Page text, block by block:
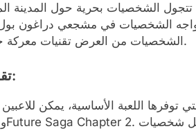
الشخصيات بحرية حول المدينة
الشخصيات في مشجعي دراغون بول
الشخصيات من العرض تقنيات معركة جديدة بالإضافة إلى تحدي المعارضين.
تقدم محتوى قابل للتنزيل للاعبين:
اللعبة الأساسية، يمكن للاعبين